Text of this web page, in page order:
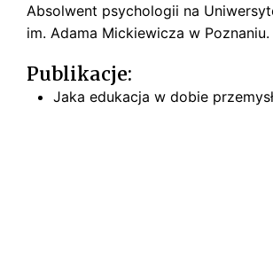
Absolwent psychologii na
im. Adama Mickiewicza w Poznaniu.
Publikacje:
Jaka edukacja w dobie